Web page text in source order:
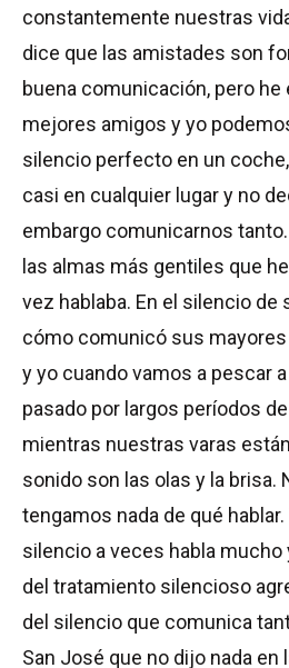
constantemente nuestras
dice que las amistades son
buena comunicación, pero
mejores amigos y yo
silencio perfecto en un
casi en cualquier lugar y no
embargo comunicarnos
las almas más gentiles que
vez hablaba. En el silencio de
cómo comunicó sus
y yo cuando vamos a pescar
pasado por largos períodos
mientras nuestras varas
sonido son las olas y la brisa.
tengamos nada de qué hablar.
silencio a veces habla mucho
del tratamiento silencioso
del silencio que comunica
San José que no dijo nada en